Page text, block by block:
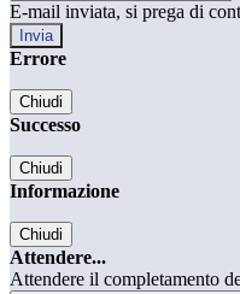
E-mail inviata, si prega di
Errore
Chiudi
Successo
Chiudi
Informazione
Chiudi
Attendere...
Attendere il completamento